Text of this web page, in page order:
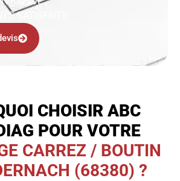
SATISFAITS
CHOISIR ABC
POUR VOTRE
CARREZ / BOUTIN
(68380) ?